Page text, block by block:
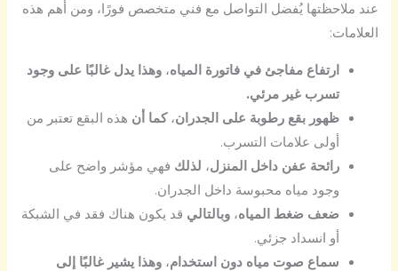
عند ملاحظتها يُفضل التواصل مع فني متخصص فورًا، ومن أهم هذه
العلامات:
ارتفاع مفاجئ في فاتورة المياه،وهذا يدل غالبًا على وجود
تسرب غير مرئي.
ظهور بقع رطوبة على الجدران،كما أن هذه البقع تعتبر من
أولى علامات التسرب.
رائحة عفن داخل المنزل، لذلك فهي مؤشر واضح على
وجود مياه محبوسة داخل الجدران.
ضعف ضغط المياه،وبالتالي قد يكون هناك فقد في الشبكة
أو انسداد جزئي.
سماع صوت مياه دون استخدام،وهذا يشير غالبًا إلى